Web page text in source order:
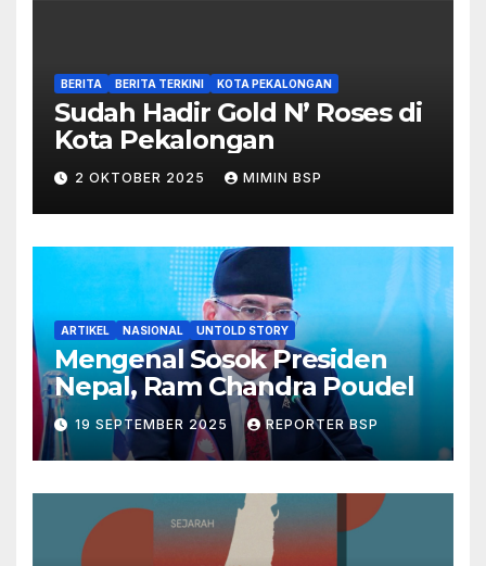
BERITA BERITA TERKINI KOTA PEKALONGAN
Sudah Hadir Gold N’ Roses di
Kota Pekalongan
2 OKTOBER 2025 MIMIN BSP
ARTIKEL NASIONAL UNTOLD STORY
Mengenal Sosok Presiden
Nepal, Ram Chandra Poudel
19 SEPTEMBER 2025 REPORTER BSP